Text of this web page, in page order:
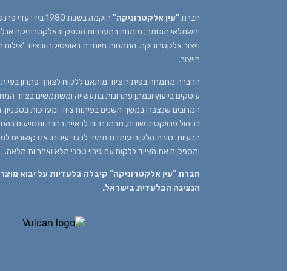
חברת"עין אלקטרוניקה"
הוקמה בשנת 1980
וחשמלאי מוסמך; מומחה במערכות הספק ובאלקטרוניקה
וייצור אלקטרוניקה, התמחות מיוחדת באופטיקה ובציוד
הייצור.
החברה מתמחה בפיתוח ציוד מותאם ללקוח לצורך פתרון
עוסקים בייעוץ ובמתן פתרונות בתעשייה ומשתמשים בציוד
המרובים שנצברו במשך השנים בפיתוח ציוד ומערכות
בניהול פרויקטים שונים, תרמו רבות לראייה רחבה ומסייעים
הבעיות. טובת הלקוח עומדת תמיד לנגד עינינו. אנו קשורים
ומספקים את הציוד ללקוח עם גיבוי טכני מלא ואחריות מלאה.
הנציגה הבלעדית בישראל.